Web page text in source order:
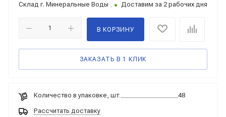
Склад г. Минеральные Воды Доставим за 2 рабочих дня
В КОРЗИНУ
ЗАКАЗАТЬ В 1 КЛИК
Количество в упаковке, шт: 48
Рассчитать доставку